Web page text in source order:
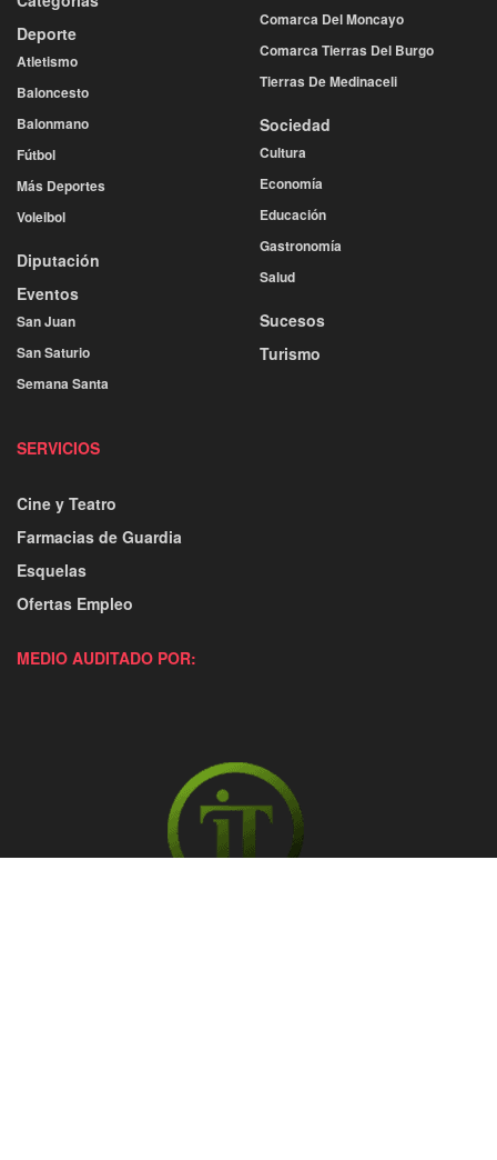
Deporte
Atletismo
Baloncesto
Balonmano
Fútbol
Más Deportes
Voleibol
Diputación
Eventos
San Juan
San Saturio
Semana Santa
Comarca Del Moncayo
Comarca Tierras Del Burgo
Tierras De Medinaceli
Sociedad
Cultura
Economía
Educación
Gastronomía
Salud
Sucesos
Turismo
SERVICIOS
Cine y Teatro
Farmacias de Guardia
Esquelas
Ofertas Empleo
MEDIO AUDITADO POR: